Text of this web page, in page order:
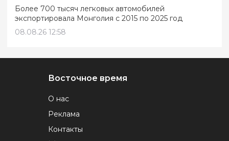
Более 700 тысяч легковых автомобилей
экспортировала Монголия с 2015 по 2025 год
08.08.26 12:58
Восточное время
О нас
Реклама
Контакты